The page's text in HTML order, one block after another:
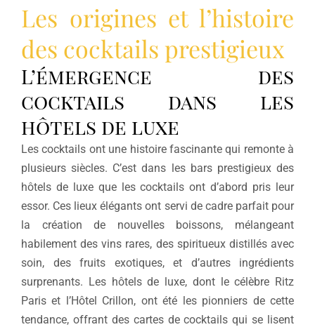
Les origines et l’histoire
des cocktails prestigieux
L’émergence des
cocktails dans les
hôtels de luxe
Les cocktails ont une histoire fascinante qui remonte à
plusieurs siècles. C’est dans les bars prestigieux des
hôtels de luxe que les cocktails ont d’abord pris leur
essor. Ces lieux élégants ont servi de cadre parfait pour
la création de nouvelles boissons, mélangeant
habilement des vins rares, des spiritueux distillés avec
soin, des fruits exotiques, et d’autres ingrédients
surprenants. Les hôtels de luxe, dont le célèbre Ritz
Paris et l’Hôtel Crillon, ont été les pionniers de cette
tendance, offrant des cartes de cocktails qui se lisent